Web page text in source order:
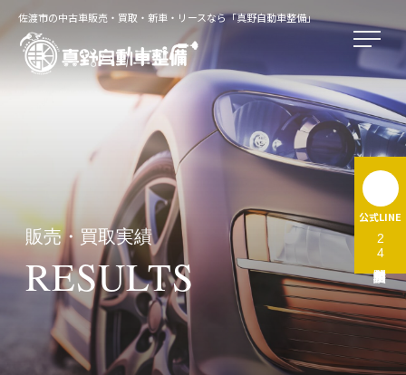
佐渡市の中古車販売・買取・新車・リースなら「真野自動車整備」
公式LINE
24時間無料相談受付中
販売・買取実績
RESULTS